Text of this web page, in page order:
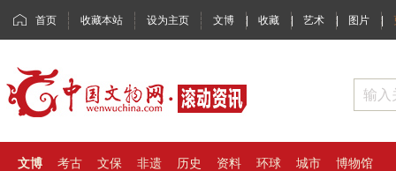
首页 收藏本站 设为主页 文博 | 收藏 | 艺术 | 图片 |
文博 考古 文保 非遗 历史 资料 环球 城市
博物馆